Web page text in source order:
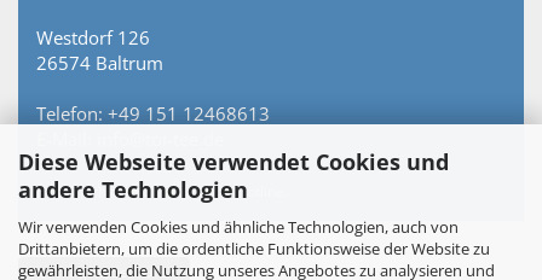
Diese Webseite verwendet Cookies und
andere Technologien
Wir verwenden Cookies und ähnliche Technologien, auch von
Drittanbietern, um die ordentliche Funktionsweise der Website zu
gewährleisten, die Nutzung unseres Angebotes zu analysieren und
Westdorf 126
26574 Baltrum
Telefon: +49 151 12468613
Persönlich erreichbar – keine Hotline.
Vertrag widerrufen